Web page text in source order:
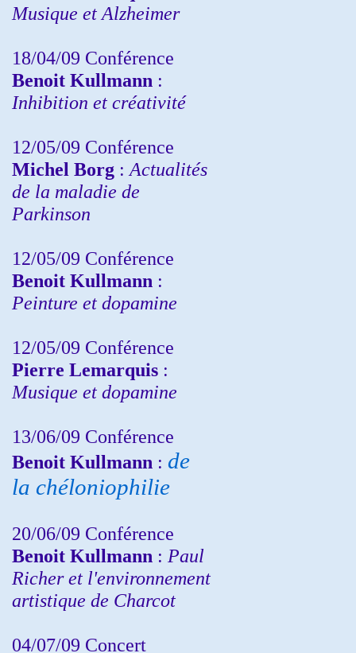
Musique et Alzheimer
18/04/09 Conférence
Benoit Kullmann :
Inhibition et créativité
12/05/09 Conférence
Michel Borg : Actualités
de la maladie de
Parkinson
12/05/09 Conférence
Benoit Kullmann :
Peinture et dopamine
12/05/09 Conférence
Pierre Lemarquis :
Musique et dopamine
13/06/09 Conférence
Benoit Kullmann : de
la chéloniophilie
20/06/09 Conférence
Benoit Kullmann : Paul
Richer et l'environnement
artistique de Charcot
04/07/09 Concert